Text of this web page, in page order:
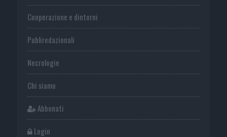
Cooperazione e dintorni
Publiredazionali
Necrologie
Chi siamo
Abbonati
Login